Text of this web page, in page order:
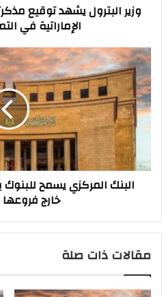
الإماراتية
والتعدين
الإماراتية في
البنك
المركزي
يسمح
للبنوك
بتقديم
خدماتها
المصرفية
خارج
فروعها
التقليديةالبنك المركزي يسمح للبنوك
خارج فروعها
مقالات ذات صلة